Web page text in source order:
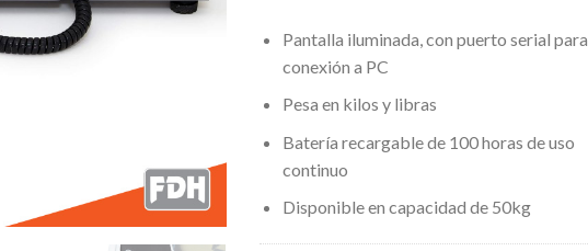
Pantalla iluminada, con puerto serial para
conexión a PC
Pesa en kilos y libras
Batería recargable de 100 horas de uso
continuo
Disponible en capacidad de 50kg